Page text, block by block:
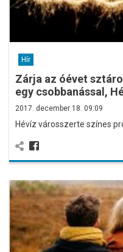
Hír
Zárja az óévet
egy csobbanással,
2017. december 18. 09:09
Hévíz városszerte színes